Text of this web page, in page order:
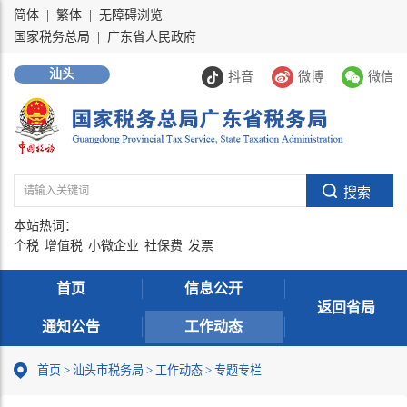
简体 繁体
无障碍浏览
国家税务总局
广东省人民政府
抖音 微博 微信
汕头
本站热词：
个税 增值税 小微企业 社保费 发票
首页 信息公开
通知公告 工作动态
返回省局
首页 > 汕头市税务局 > 工作动态 > 专题专栏